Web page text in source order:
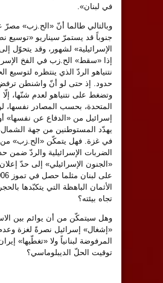
في لبنان».
وبالتالي طالما أنّ «الح.زب» مصرّ
جنوباً قد يستمرّ سيناريو «توسيع
الإسرائيلية» لشهور، وقد يتحوّل
إذا «سقط» الح.زب في الفخ
نتنياهو الردّ الذي ينتظره
حدود. إذ حتى لو أنّ واشنطن
وتضغط على نتنياهو لعدم شنّها، إلّا
المتحدة، بحسب المصادر نفسها،
إسرائيل من «الدفاع عن نفسها»
يهدّد المستوطنين من جهة
في غزة. فهل يتمكّن «الح.زب»
الضربات الإسرائيلية والردّ ضمن
«الجنون الإسرائيلي» إلى حدّ
الأثمان الباهظة التي يتكبّدها
تجاه بيئته؟
وهل سيتمكّن من أن يوائم بين
«إشغال» إسرائيل نصرةً لغزة
المرفوضة لبنانياً ولا «تغطّيها»
توقيت الحلّ الديبلوماسي؟